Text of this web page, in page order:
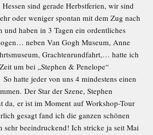
sind gerade Herbstferien, wir sind
oder weniger spontan mit dem Zug nach
und haben in 3 Tagen ein ordentliches
neben Van Gogh Museum, Anne
Grachtenrundfahrt,… hatte ich
um bei „Stephen & Penelope“
hatte jeder von uns 4 mindestens einen
Der Star der Szene, Stephen
da, er ist im Moment auf Workshop-Tour
gesagt fand ich die ganzen schönen
sehr beeindruckend! Ich stricke ja seit Mai